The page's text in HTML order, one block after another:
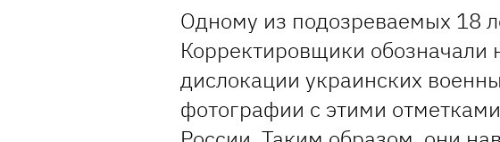
Одному из подозреваемых 18
Корректировщики обозначали
дислокации украинских
фотографии с этими